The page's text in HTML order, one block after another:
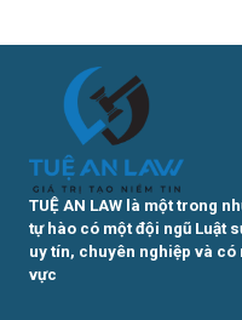
TUỆ AN LAW là một trong
tự hào có một đội ngũ Luật
uy tín, chuyên nghiệp và
vực